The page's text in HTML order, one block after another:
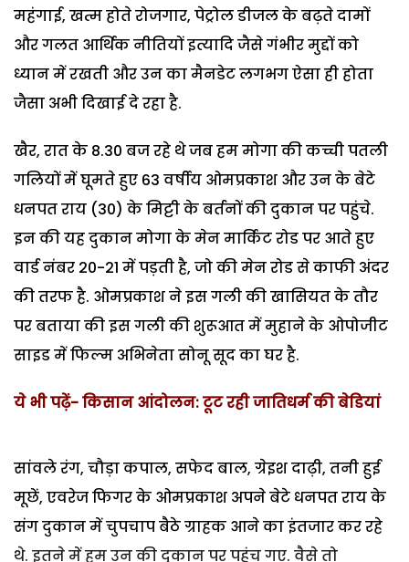
महंगाई, खत्म होते रोजगार, पेट्रोल डीजल के बढ़ते दामों
और गलत आर्थिक नीतियों इत्यादि जैसे गंभीर मुद्दों को
ध्यान में रखती और उन का मैनडेट लगभग ऐसा ही होता
जैसा अभी दिखाई दे रहा है.
खैर, रात के 8.30 बज रहे थे जब हम मोगा की कच्ची पतली
गलियों में घूमते हुए 63 वर्षीय ओमप्रकाश और उन के बेटे
धनपत राय (30) के मिट्टी के बर्तनों की दुकान पर पहुंचे.
इन की यह दुकान मोगा के मेन मार्किट रोड पर आते हुए
वार्ड नंबर 20-21 में पड़ती है, जो की मेन रोड से काफी अंदर
की तरफ है. ओमप्रकाश ने इस गली की खासियत के तौर
पर बताया की इस गली की शुरूआत में मुहाने के ओपोजीट
साइड में फिल्म अभिनेता सोनू सूद का घर है.
ये भी पढ़ें-किसान आंदोलन: टूट रही जातिधर्म की बेडियां
सांवले रंग, चौड़ा कपाल, सफेद बाल, ग्रेइश दाढ़ी, तनी हुई
मूछें, एवरेज फिगर के ओमप्रकाश अपने बेटे धनपत राय के
संग दुकान में चुपचाप बैठे ग्राहक आने का इंतजार कर रहे
थे. इतने में हम उन की दुकान पर पहुंच गए. वैसे तो